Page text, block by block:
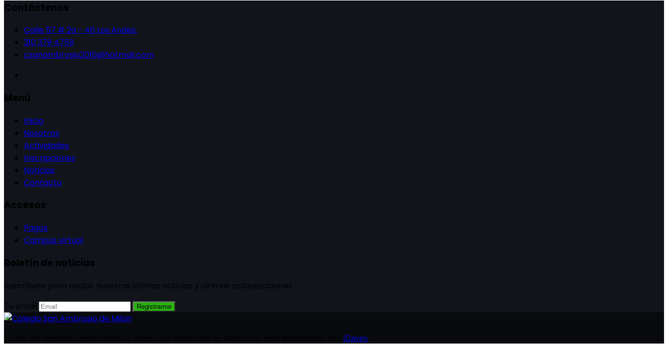
Contáctenos
Calle 57 # 2a - 40 Los Andes.
310 379 4759
csanambrosio2010@hotmail.com
Menú
Inicio
Nosotros
Actividades
Inscripciones
Noticias
Contacto
Accesos
Pagos
Campus virtual
Boletín de noticias
Suscribete para recibir nuestras últimas noticias y últimas actualizaciones.
Tú email
Registrarme
iDaves